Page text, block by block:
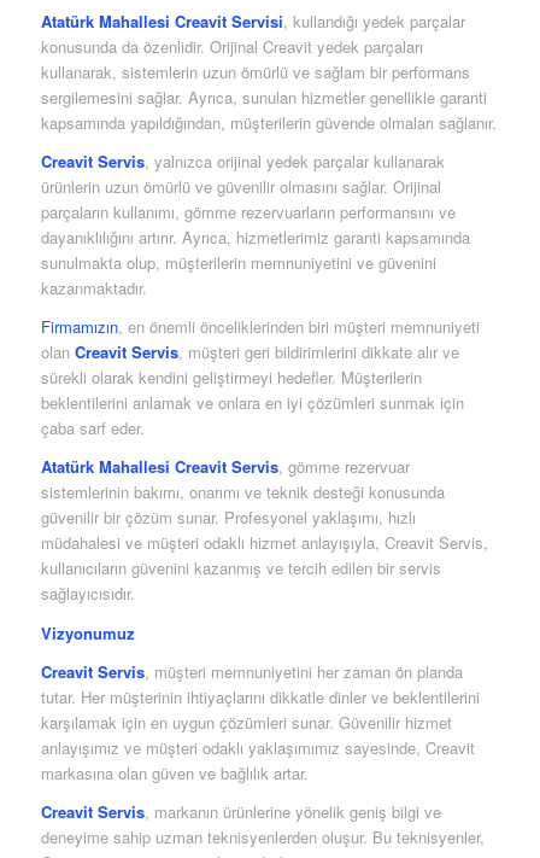
Atatürk Mahallesi Creavit Servisi, kullandığı yedek parçalar
konusunda da özenlidir. Orijinal Creavit yedek parçaları
kullanarak, sistemlerin uzun ömürlü ve sağlam bir performans
sergilemesini sağlar. Ayrıca, sunulan hizmetler genellikle garanti
kapsamında yapıldığından, müşterilerin güvende olmaları sağlanır.
Creavit Servis, yalnızca orijinal yedek parçalar kullanarak
ürünlerin uzun ömürlü ve güvenilir olmasını sağlar. Orijinal
parçaların kullanımı, gömme rezervuarların performansını ve
dayanıklılığını artırır. Ayrıca, hizmetlerimiz garanti kapsamında
sunulmakta olup, müşterilerin memnuniyetini ve güvenini
kazanmaktadır.
Firmamızın, en önemli önceliklerinden biri müşteri memnuniyeti
olan Creavit Servis, müşteri geri bildirimlerini dikkate alır ve
sürekli olarak kendini geliştirmeyi hedefler. Müşterilerin
beklentilerini anlamak ve onlara en iyi çözümleri sunmak için
çaba sarf eder.
Atatürk Mahallesi Creavit Servis, gömme rezervuar
sistemlerinin bakımı, onarımı ve teknik desteği konusunda
güvenilir bir çözüm sunar. Profesyonel yaklaşımı, hızlı
müdahalesi ve müşteri odaklı hizmet anlayışıyla, Creavit Servis,
kullanıcıların güvenini kazanmış ve tercih edilen bir servis
sağlayıcısıdır.
Vizyonumuz
Creavit Servis, müşteri memnuniyetini her zaman ön planda
tutar. Her müşterinin ihtiyaçlarını dikkatle dinler ve beklentilerini
karşılamak için en uygun çözümleri sunar. Güvenilir hizmet
anlayışımız ve müşteri odaklı yaklaşımımız sayesinde, Creavit
markasına olan güven ve bağlılık artar.
Creavit Servis, markanın ürünlerine yönelik geniş bilgi ve
deneyime sahip uzman teknisyenlerden oluşur. Bu teknisyenler,